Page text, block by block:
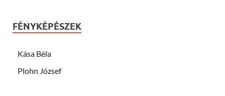
FÉNYKÉPÉSZEK
Kása Béla
Plohn József